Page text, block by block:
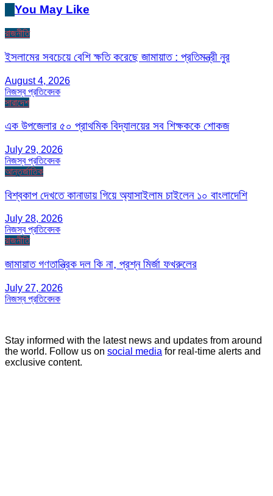
You May Like
রাজনীতি
ইসলামের সবচেয়ে বেশি ক্ষতি করেছে জামায়াত : প্রতিমন্ত্রী নুর
August 4, 2026
নিজস্ব প্রতিবেদক
সারাদেশ
এক উপজেলার ৫০ প্রাথমিক বিদ্যালয়ের সব শিক্ষককে শোকজ
July 29, 2026
নিজস্ব প্রতিবেদক
আন্তর্জাতিক
বিশ্বকাপ দেখতে কানাডায় গিয়ে অ্যাসাইলাম চাইলেন ১০ বাংলাদেশি
July 28, 2026
নিজস্ব প্রতিবেদক
রাজনীতি
জামায়াত গণতান্ত্রিক দল কি না, প্রশ্ন মির্জা ফখরুলের
July 27, 2026
নিজস্ব প্রতিবেদক
Stay informed with the latest news and updates from around
the world. Follow us on social media for real-time alerts and
exclusive content.